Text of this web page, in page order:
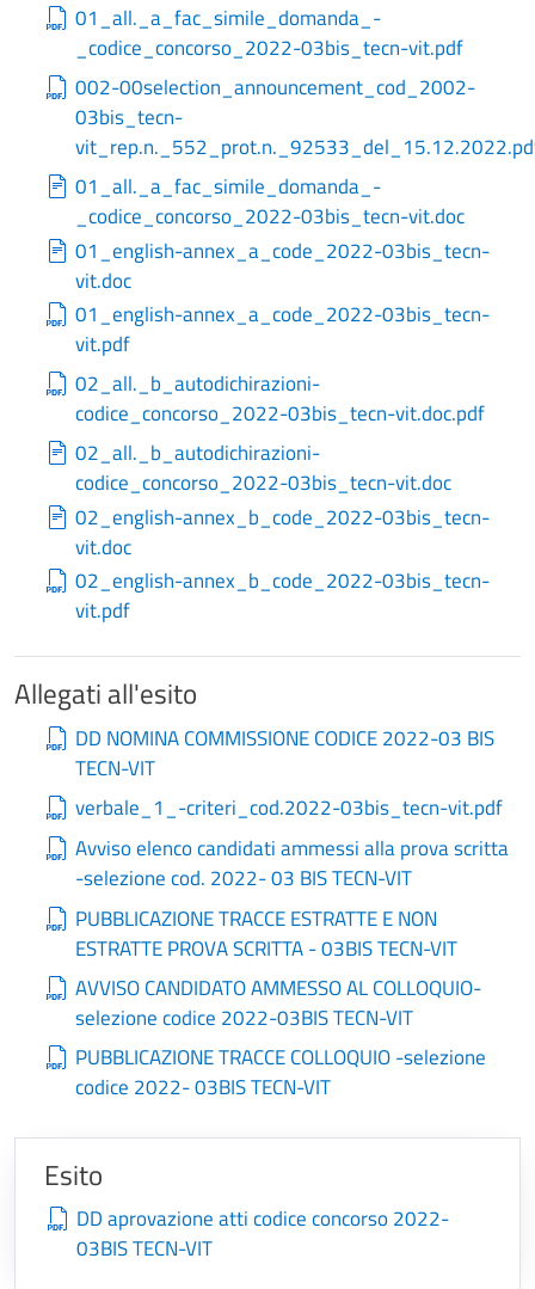
01_all._a_fac_simile_domanda_-
_codice_concorso_2022-03bis_tecn-vit.pdf
002-00selection_announcement_cod_2002-
03bis_tecn-
01_all._a_fac_simile_domanda_-
_codice_concorso_2022-03bis_tecn-vit.doc
01_english-annex_a_code_2022-03bis_tecn-
vit.doc
01_english-annex_a_code_2022-03bis_tecn-
vit.pdf
02_all._b_autodichirazioni-
codice_concorso_2022-03bis_tecn-vit.doc.pdf
02_all._b_autodichirazioni-
codice_concorso_2022-03bis_tecn-vit.doc
02_english-annex_b_code_2022-03bis_tecn-
vit.doc
02_english-annex_b_code_2022-03bis_tecn-
vit.pdf
Allegati all'esito
DD NOMINA COMMISSIONE CODICE 2022-03 BIS
TECN-VIT
verbale_1_-criteri_cod.2022-03bis_tecn-vit.pdf
Avviso elenco candidati ammessi alla prova scritta
-selezione cod. 2022- 03 BIS TECN-VIT
PUBBLICAZIONE TRACCE ESTRATTE E NON
ESTRATTE PROVA SCRITTA - 03BIS TECN-VIT
AVVISO CANDIDATO AMMESSO AL COLLOQUIO-
selezione codice 2022-03BIS TECN-VIT
PUBBLICAZIONE TRACCE COLLOQUIO -selezione
codice 2022- 03BIS TECN-VIT
Esito
DD aprovazione atti codice concorso 2022-
03BIS TECN-VIT